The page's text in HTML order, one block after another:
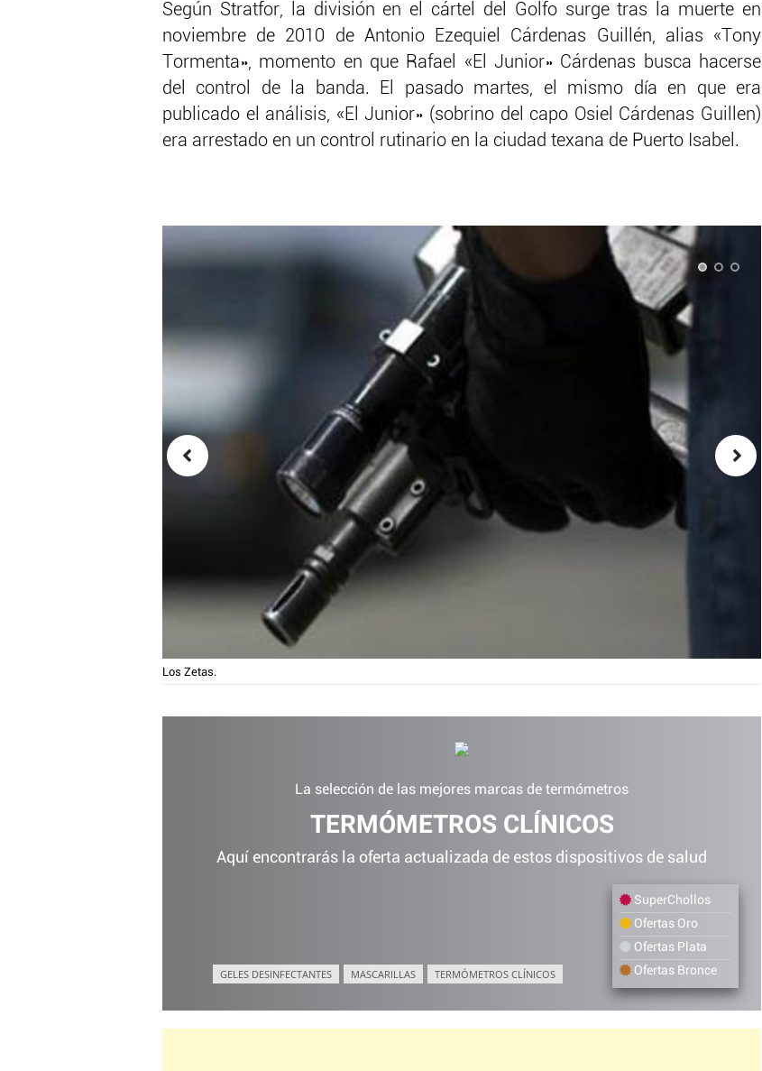
Según Stratfor, la división en el cártel del Golfo surge tras la muerte en
noviembre de 2010 de Antonio Ezequiel Cárdenas Guillén, alias «Tony
Tormenta», momento en que Rafael «El Junior» Cárdenas busca hacerse
del control de la banda. El pasado martes, el mismo día en que era
publicado el análisis, «El Junior» (sobrino del capo Osiel Cárdenas Guillen)
era arrestado en un control rutinario en la ciudad texana de Puerto Isabel.
Los Zetas.
La selección de las mejores marcas de termómetros
TERMÓMETROS CLÍNICOS
Aquí encontrarás la oferta actualizada de estos dispositivos de salud
GELES DESINFECTANTES MASCARILLAS TERMÓMETROS CLÍNICOS
SuperChollos
Ofertas Oro
Ofertas Plata
Ofertas Bronce